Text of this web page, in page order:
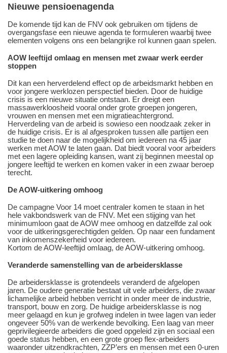
Nieuwe pensioenagenda
De komende tijd kan de FNV ook gebruiken om tijdens de
overgangsfase een nieuwe agenda te formuleren waarbij twee
elementen volgens ons een belangrijke rol kunnen gaan spelen.
AOW leeftijd omlaag en mensen met zwaar werk eerder
stoppen
Dit kan een herverdelend effect op de arbeidsmarkt hebben en
voor jongere werklozen perspectief bieden. Door de huidige
crisis is een nieuwe situatie ontstaan. Er dreigt een
massawerkloosheid vooral onder grote groepen jongeren,
vrouwen en mensen met een migratieachtergrond.
Herverdeling van de arbeid is sowieso een noodzaak zeker in
de huidige crisis. Er is al afgesproken tussen alle partijen een
studie te doen naar de mogelijkheid om iedereen na 45 jaar
werken met AOW te laten gaan. Dat biedt vooral voor arbeiders
met een lagere opleiding kansen, want zij beginnen meestal op
jongere leeftijd te werken en komen vaker in een zwaar beroep
terecht.
De AOW-uitkering omhoog
De campagne Voor 14 moet centraler komen te staan in het
hele vakbondswerk van de FNV. Met een stijging van het
minimumloon gaat de AOW mee omhoog en datzelfde zal ook
voor de uitkeringsgerechtigden gelden. Op naar een fundament
van inkomenszekerheid voor iedereen.
Kortom de AOW-leeftijd omlaag, de AOW-uitkering omhoog.
Veranderde samenstelling van de arbeidersklasse
De arbeidersklasse is grotendeels veranderd de afgelopen
jaren. De oudere generatie bestaat uit vele arbeiders, die zwaar
lichamelijke arbeid hebben verricht in onder meer de industrie,
transport, bouw en zorg. De huidige arbeidersklasse is nog
meer gelaagd en kun je grofweg indelen in twee lagen van ieder
ongeveer 50% van de werkende bevolking. Een laag van meer
geprivilegieerde arbeiders die goed opgeleid zijn en sociaal een
goede status hebben, en een grote groep flex-arbeiders
waaronder uitzendkrachten, ZZP’ers en mensen met een 0-uren